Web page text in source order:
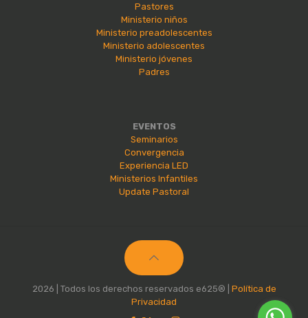
Pastores
Ministerio niños
Ministerio preadolescentes
Ministerio adolescentes
Ministerio jóvenes
Padres
EVENTOS
Seminarios
Convergencia
Experiencia LED
Ministerios Infantiles
Update Pastoral
2026 | Todos los derechos reservados e625® | Política de
Privacidad